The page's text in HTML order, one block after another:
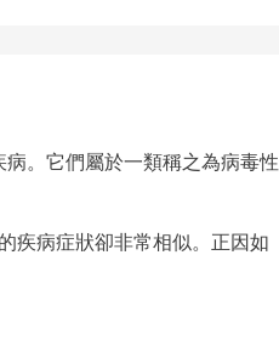
。它們屬於一類稱之為病毒性
疾病症狀卻非常相似。正因如